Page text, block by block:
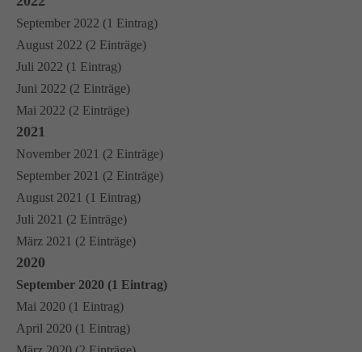
September 2022 (1 Eintrag)
August 2022 (2 Einträge)
Juli 2022 (1 Eintrag)
Juni 2022 (2 Einträge)
Mai 2022 (2 Einträge)
2021
November 2021 (2 Einträge)
September 2021 (2 Einträge)
August 2021 (1 Eintrag)
Juli 2021 (2 Einträge)
März 2021 (2 Einträge)
2020
September 2020 (1 Eintrag)
Mai 2020 (1 Eintrag)
April 2020 (1 Eintrag)